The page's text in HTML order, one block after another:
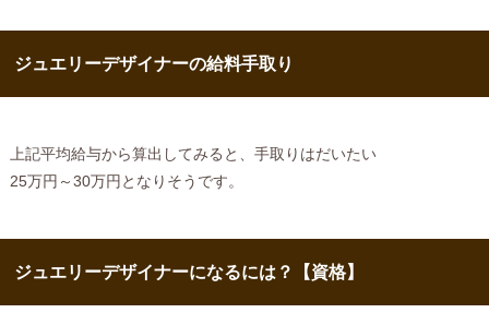
ジュエリーデザイナーの給料手取り
上記平均給与から算出してみると、手取りはだいたい
25万円～30万円となりそうです。
ジュエリーデザイナーになるには？【資格】